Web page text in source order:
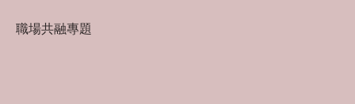
職場共融專題